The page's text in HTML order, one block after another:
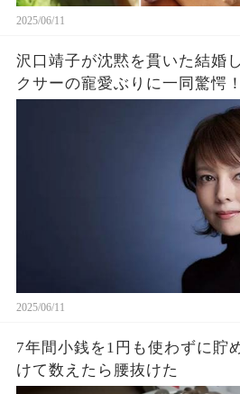
2025/06/11
沢口靖子が沈黙を貫いた結婚
クサーの寵愛ぶりに一同驚愕！
2025/06/11
7年間小銭を1円も使わずに貯
けて数えたら腰抜けた